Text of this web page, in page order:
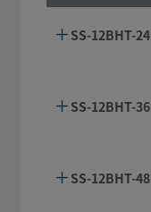
SS-12BHT-24
SS-12BHT-36
SS-12BHT-48